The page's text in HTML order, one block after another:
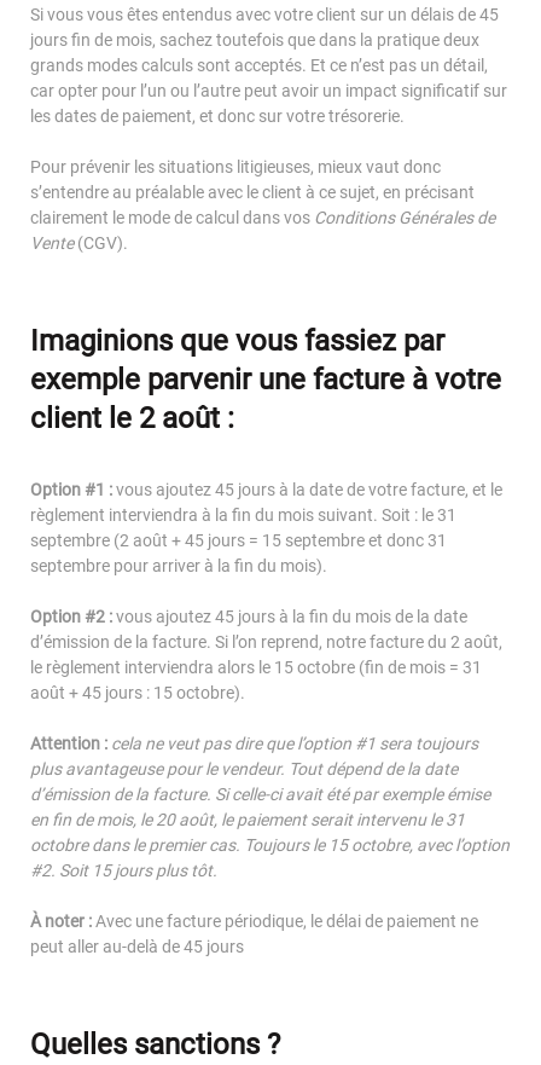
NOS TALENTS
NOS LABELS ET INDEX
IQERA EN ITALIE
Le Blog iQera
Espace Particulier
Espace Carrières
Espace Investisseur
Si vous vous êtes entendus avec votre client sur un délais de 45
jours fin de mois, sachez toutefois que dans la pratique deux
grands modes calculs sont acceptés. Et ce n’est pas un détail,
car opter pour l’un ou l’autre peut avoir un impact significatif sur
les dates de paiement, et donc sur votre trésorerie.
Pour prévenir les situations litigieuses, mieux vaut donc
s’entendre au préalable avec le client à ce sujet, en précisant
clairement le mode de calcul dans vos Conditions Générales de
Vente(CGV).
Imaginions que vous fassiez par
exemple parvenir une facture à votre
client le 2 août :
Option #1 :vous ajoutez 45 jours à la date de votre facture, et le
règlement interviendra à la fin du mois suivant. Soit : le 31
septembre (2 août + 45 jours = 15 septembre et donc 31
septembre pour arriver à la fin du mois).
Option #2 :vous ajoutez 45 jours à la fin du mois de la date
d’émission de la facture. Si l’on reprend, notre facture du 2 août,
le règlement interviendra alors le 15 octobre (fin de mois = 31
août + 45 jours : 15 octobre).
Attention : cela ne veut pas dire que l’option #1 sera toujours
plus avantageuse pour le vendeur. Tout dépend de la date
d’émission de la facture. Si celle-ci avait été par exemple émise
en fin de mois, le 20 août, le paiement serait intervenu le 31
octobre dans le premier cas. Toujours le 15 octobre, avec l’option
#2. Soit 15 jours plus tôt.
À noter :Avec une facture périodique, le délai de paiement ne
peut aller au-delà de 45 jours
Quelles sanctions ?